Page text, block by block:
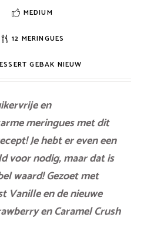
MEDIUM
12 MERINGUES
GEBAK NIEUW
en
meringues met dit
Je hebt er even een
voor nodig, maar dat is
waard! Gezoet met
Vanille en de nieuwe
en Caramel Crush